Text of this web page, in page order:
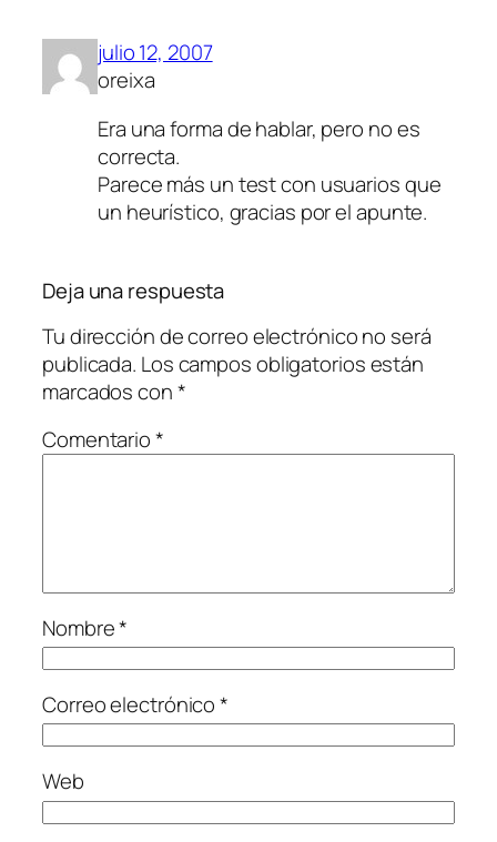
julio 12, 2007
oreixa
Era una forma de hablar, pero no es
correcta.
Parece más un test con usuarios que
un heurístico, gracias por el apunte.
Deja una respuesta
Tu dirección de correo electrónico no será
publicada. Los campos obligatorios están
marcados con*
Comentario*
Nombre*
Correo electrónico*
Web